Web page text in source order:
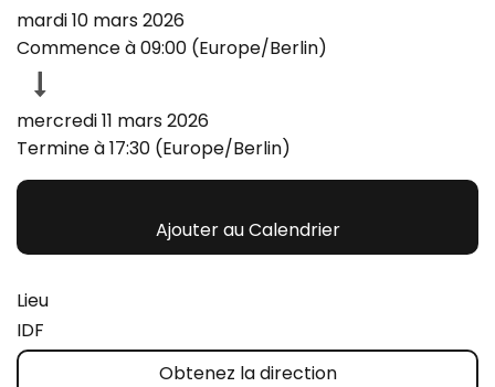
mardi 10 mars 2026
Commence à09:00 (Europe/Berlin)
mercredi 11 mars 2026
Termine à17:30 (Europe/Berlin)
Ajouter au Calendrier
Lieu
IDF
Obtenez la direction